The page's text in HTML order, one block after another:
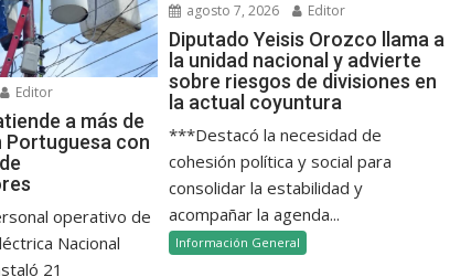
Editor
a más de
Portuguesa con
operativo de
Nacional
21
agosto 7, 2026 Editor
Diputado Yeisis Orozco llama a
la unidad nacional y advierte
sobre riesgos de divisiones en
la actual coyuntura
***Destacó la necesidad de
cohesión política y social para
consolidar la estabilidad y
acompañar la agenda...
Información General